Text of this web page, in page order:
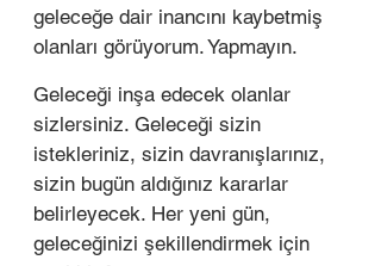
geleceğe dair inancını kaybetmiş
olanları görüyorum. Yapmayın.
Geleceği inşa edecek olanlar
sizlersiniz. Geleceği sizin
istekleriniz, sizin davranışlarınız,
sizin bugün aldığınız kararlar
belirleyecek. Her yeni gün,
geleceğinizi şekillendirmek için